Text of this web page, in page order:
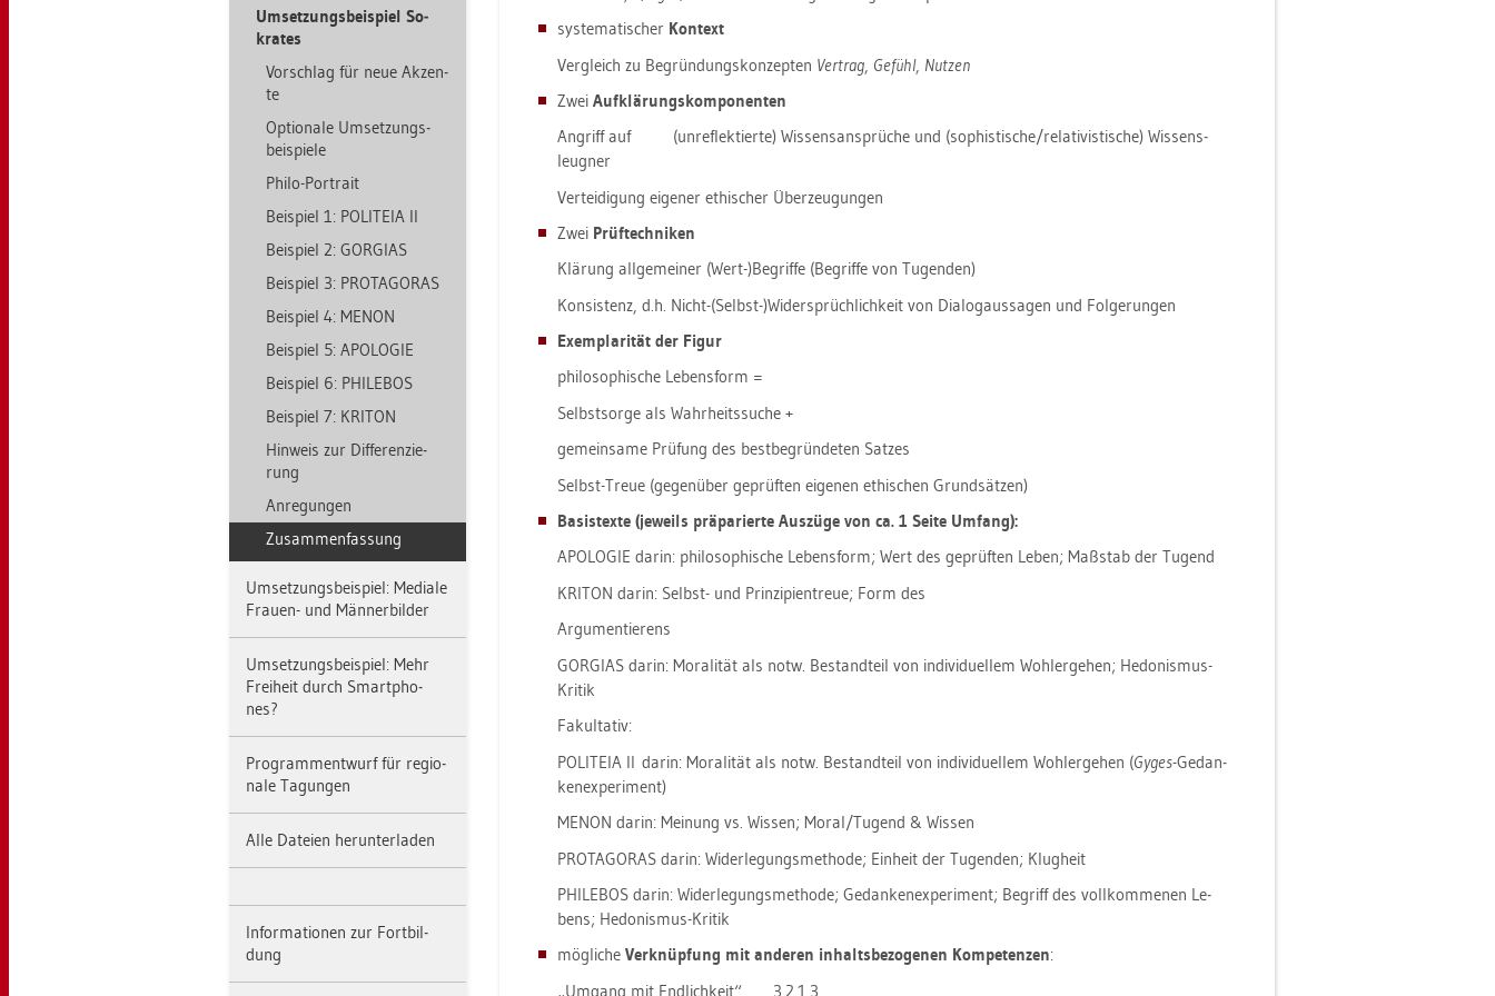
Um­set­zungs­bei­spiel So­
kra­tes
Vor­schlag für neue Ak­zen­
te
Op­tio­na­le Um­set­zungs­
bei­spie­le
Philo-Por­trait
Bei­spiel 1: PO­LI­TEIA II
Bei­spiel 2: GOR­GI­AS
Bei­spiel 3: PROT­AGO­RAS
Bei­spiel 4: MENON
Bei­spiel 5: APO­LO­GIE
Bei­spiel 6: PHI­LE­BOS
Bei­spiel 7: KRI­TON
Hin­weis zur Dif­fe­ren­zie­
rung
An­re­gun­gen
Zu­sam­men­fas­sung
Um­set­zungs­bei­spiel: Me­dia­le
Frau­en- und Män­ner­bil­der
Um­set­zungs­bei­spiel: Mehr
Frei­heit durch Smart­pho­
nes?
Pro­gramm­ent­wurf für re­gio­
na­le Ta­gun­gen
Alle Da­tei­en her­un­ter­la­den
In­for­ma­tio­nen zur Fort­bil­
dung
sys­te­ma­ti­scher Kon­text
Ver­gleich zu Be­grün­dungs­kon­zep­ten Ver­trag, Ge­fühl, Nut­zen
Zwei Auf­klä­rungs­kom­po­nen­ten
An­griff auf (un­re­flek­tier­te) Wis­sens­an­sprü­che und (so­phis­ti­sche/re­la­ti­vis­ti­sche) Wis­sens­
leug­ner
Ver­tei­di­gung ei­ge­ner ethi­scher Über­zeu­gun­gen
Zwei Prüf­tech­ni­ken
Klä­rung all­ge­mei­ner (Wert-)Be­grif­fe (Be­grif­fe von Tu­gen­den)
Kon­sis­tenz, d.h. Nicht-(Selbst-)Wi­der­sprüch­lich­keit von Dia­log­aus­sa­gen und Fol­ge­run­gen
Ex­em­pla­ri­tät der Figur
phi­lo­so­phi­sche Le­bens­form =
Selbst­sor­ge als Wahr­heits­su­che +
ge­mein­sa­me Prü­fung des best­be­grün­de­ten Sat­zes
Selbst-Treue (ge­gen­über ge­prüf­ten ei­ge­nen ethi­schen Grund­sät­zen)
Ba­sis­tex­te (je­weils prä­pa­rier­te Aus­zü­ge von ca. 1 Seite Um­fang):
APO­LO­GIE darin: phi­lo­so­phi­sche Le­bens­form; Wert des ge­prüf­ten Leben; Maß­stab der Tu­gend
KRI­TON darin: Selbst- und Prin­zi­pi­en­treue; Form des
Ar­gu­men­tie­rens
GOR­GI­AS darin: Mo­ra­li­tät als notw. Be­stand­teil von in­di­vi­du­el­lem Wohl­er­ge­hen; He­do­nis­mus-
Kri­tik
Fa­kul­ta­tiv:
PO­LI­TEIA II darin: Mo­ra­li­tät als notw. Be­stand­teil von in­di­vi­du­el­lem Wohl­er­ge­hen (Gyges-Ge­dan­
ken­ex­pe­ri­ment)
MENON darin: Mei­nung vs. Wis­sen; Moral/Tu­gend & Wis­sen
PROT­AGO­RAS darin: Wi­der­le­gungs­me­tho­de; Ein­heit der Tu­gen­den; Klug­heit
PHI­LE­BOS darin: Wi­der­le­gungs­me­tho­de; Ge­dan­ken­ex­pe­ri­ment; Be­griff des voll­kom­me­nen Le­
bens; He­do­nis­mus-Kri­tik
mög­li­che Ver­knüp­fung mit an­de­ren in­halts­be­zo­ge­nen Kom­pe­ten­zen:
„Um­gang mit End­lich­keit“ 3.​2.​1.​3